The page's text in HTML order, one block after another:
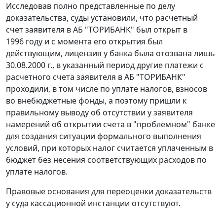
Исследовав полно представленные по делу
доказательства, суды установили, что расчетный
счет заявителя в АБ "ТОРИБАНК" был открыт в
1996 году и с момента его открытия был
действующим, лицензия у банка была отозвана лишь
30.08.2000 г., в указанный период другие платежи с
расчетного счета заявителя в АБ "ТОРИБАНК"
проходили, в том числе по уплате налогов, взносов
во внебюджетные фонды, а поэтому пришли к
правильному выводу об отсутствии у заявителя
намерений об открытии счета в "проблемном" банке
для создания ситуации формального выполнения
условий, при которых налог считается уплаченным в
бюджет без несения соответствующих расходов по
уплате налогов.
Правовые основания для переоценки доказательств
у суда кассационной инстанции отсутствуют.